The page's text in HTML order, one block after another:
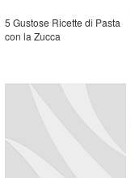
5 Gustose Ricette di Pasta
con la Zucca